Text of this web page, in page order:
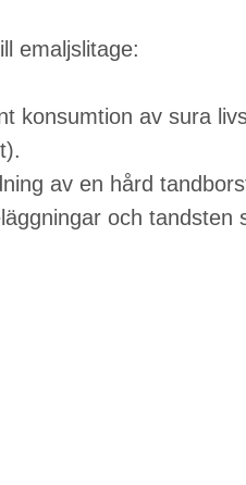
emaljslitage:
konsumtion av sura
av en hård
och